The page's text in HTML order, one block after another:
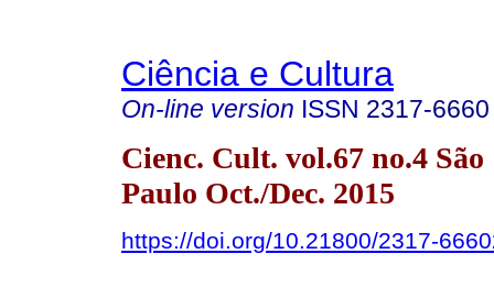
Ciência e Cultura
On-line version ISSN 2317-6660
Cienc. Cult. vol.67 no.4 São
Paulo Oct./Dec. 2015
https://doi.org/10.21800/2317-